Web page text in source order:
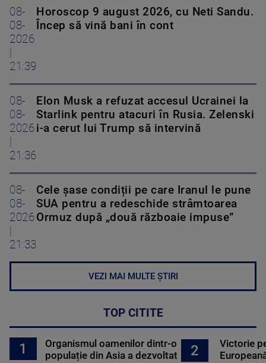
08-
08-
2026
21:39
Horoscop 9 august 2026, cu Neti Sandu.
Încep să vină bani în cont
08-
08-
2026
21:36
Elon Musk a refuzat accesul Ucrainei la
Starlink pentru atacuri în Rusia. Zelenski
i-a cerut lui Trump să intervină
08-
08-
2026
21:33
Cele șase condiții pe care Iranul le pune
SUA pentru a redeschide strâmtoarea
Ormuz după „două războaie impuse”
VEZI MAI MULTE ȘTIRI
TOP CITITE
1
Organismul oamenilor dintr-o
populație din Asia a dezvoltat
2
Victorie